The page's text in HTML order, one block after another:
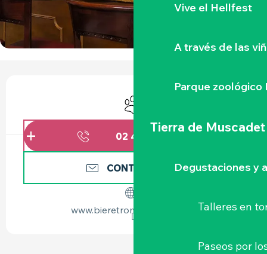
Vive el Hellfest
A través de las
Parque zoológico
Tierra de Muscadet
Degustaciones y
Talleres en
Paseos por
HORARIOS Y DATOS DE CONTACTO
Se aceptan animales
02 40 33 38
CONTÁCTENOS
www.bieretrompesouris.com